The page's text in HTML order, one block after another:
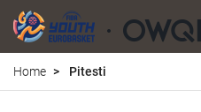
Home Pitesti